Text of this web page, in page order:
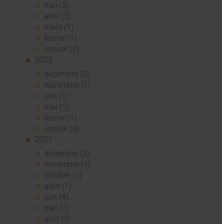
mai (5)
avril (3)
mars (1)
février (1)
janvier (2)
2022
décembre (2)
novembre (1)
juin (1)
mai (5)
février (1)
janvier (3)
2021
décembre (2)
novembre (4)
octobre (1)
août (1)
juin (4)
mai (1)
avril (3)